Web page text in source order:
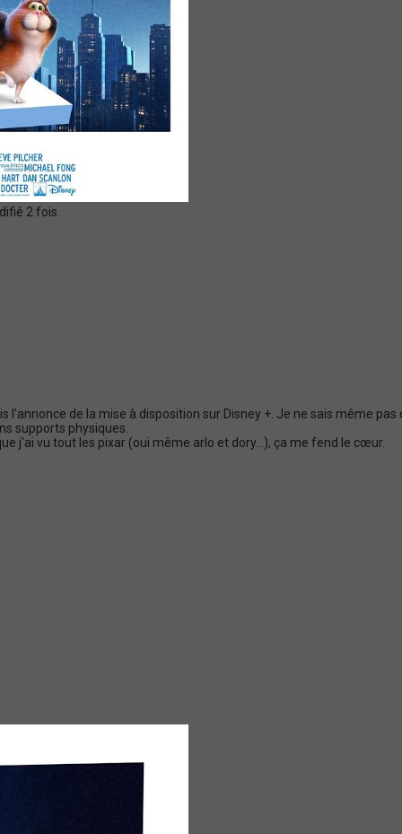
2 fois.
de la mise à disposition sur Disney +. Je ne sais même
supports physiques.
j'ai vu tout les pixar (oui même arlo et dory...), ça me fend le cœur.